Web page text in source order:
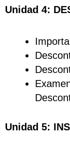
Unidad 4:
Unidad 5: